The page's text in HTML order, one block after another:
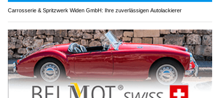
Carrosserie & Spritzwerk Widen GmbH: Ihre zuverlässigen Autolackierer